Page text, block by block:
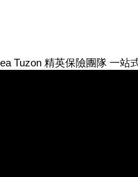
Tuzon 精英保險團隊 一站